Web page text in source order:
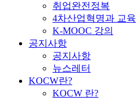
취업완전정복
4차산업혁명과 교육
K-MOOC 강의
공지사항
공지사항
뉴스레터
KOCW란?
KOCW 란?